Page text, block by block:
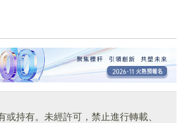
持有。未經許可，禁止進行轉載、